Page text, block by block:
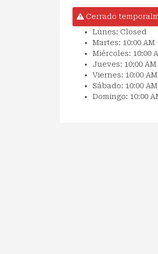
Cerrado
Lunes: Closed
Martes: 10:00 AM
Miércoles: 10:00
Jueves: 10:00 AM
Viernes: 10:00
Sábado: 10:00
Domingo: 10:00